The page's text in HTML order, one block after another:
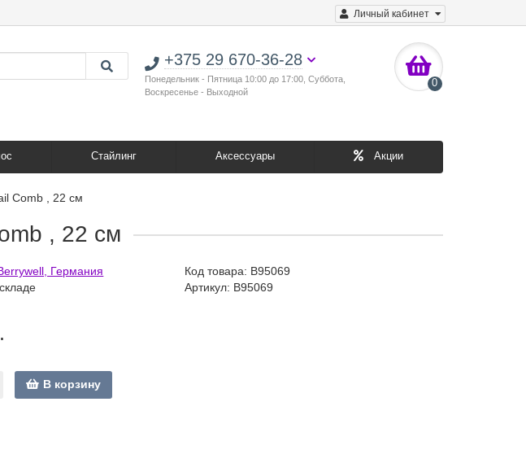
Личный кабинет
+375 29 670-36-28
Понедельник - Пятница 10:00 до 17:00, Суббота,
Воскресенье - Выходной
0
Стайлинг Аксессуары Акции
Comb , 22 см
, 22 см
Германия Код товара: B95069
Артикул: B95069
В корзину